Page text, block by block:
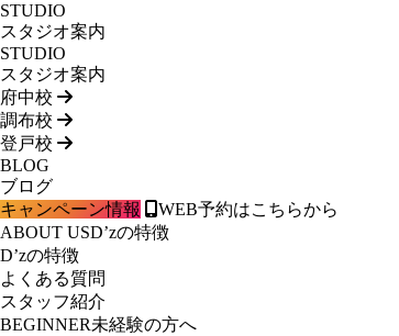
STUDIO
スタジオ案内
STUDIO
スタジオ案内
府中校
調布校
登戸校
BLOG
ブログ
キャンペーン情報
WEB予約はこちらから
ABOUT USD’zの特徴
D’zの特徴
よくある質問
スタッフ紹介
BEGINNER未経験の方へ